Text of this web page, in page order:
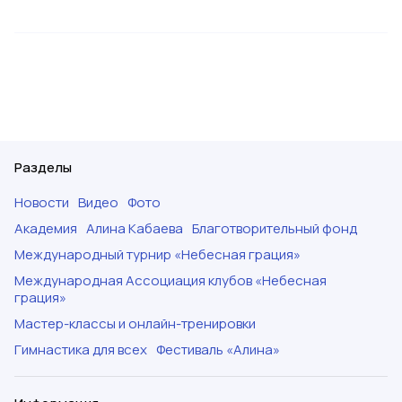
Разделы
Новости Видео Фото
Академия Алина Кабаева Благотворительный фонд
Международный турнир «Небесная грация»
Международная Ассоциация клубов «Небесная
грация»
Мастер-классы и онлайн-тренировки
Гимнастика для всех Фестиваль «Алина»